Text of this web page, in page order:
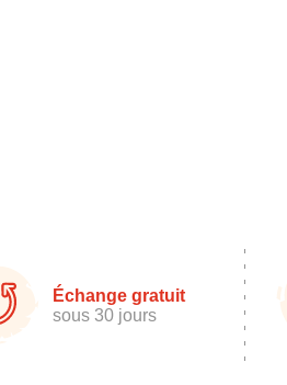
Échange gratuit
sous 30 jours